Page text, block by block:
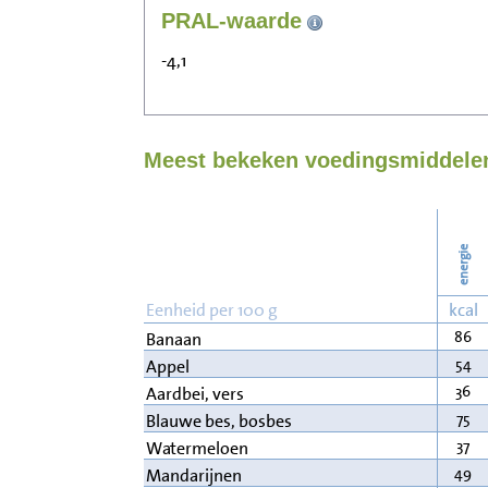
PRAL-waarde
-4,1
Meest bekeken
energie
Eenheid per 100 g kcal
Banaan
86
Appel 54
Aardbei, vers 36
Blauwe bes, bosbes 75
Watermeloen 37
Mandarijnen 49